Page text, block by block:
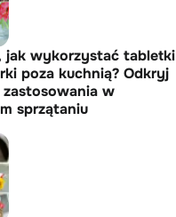
jak wykorzystać tabletki
poza kuchnią? Odkryj
zastosowania w
sprzątaniu